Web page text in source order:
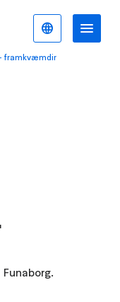
framkvæmdir
Íslenska